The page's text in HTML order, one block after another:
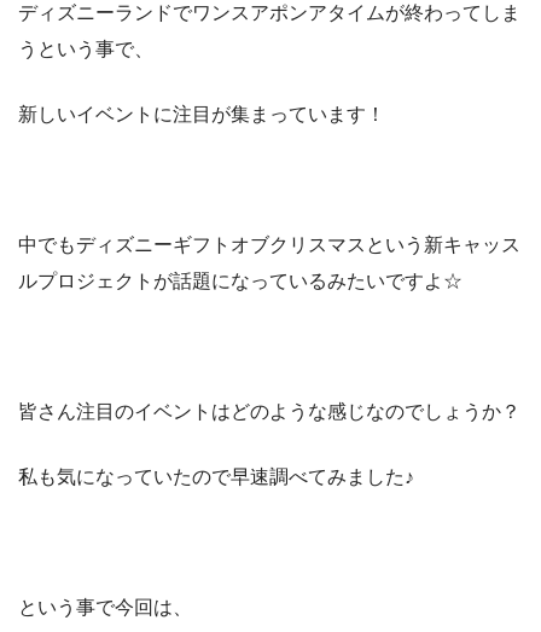
ディズニーランドでワンスアポンアタイムが終わってしま
うという事で、
新しいイベントに注目が集まっています！
中でもディズニーギフトオブクリスマスという新キャッス
ルプロジェクトが話題になっているみたいですよ☆
皆さん注目のイベントはどのような感じなのでしょうか？
私も気になっていたので早速調べてみました♪
という事で今回は、